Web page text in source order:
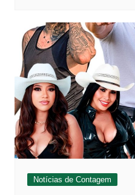
Notícias de Contagem